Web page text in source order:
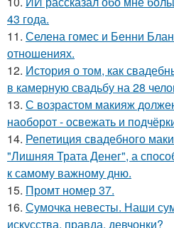
43 года.
11. Селена гомес и Бенни
отношениях.
12. История о том, как
в камерную свадьбу на 28
13. С возрастом макияж
наоборот - освежать и
14. Репетиция свадебного
"Лишняя Трата Денег", а
к самому важному дню.
15. Промт номер 37.
16. Сумочка невесты. Наши
искусства, правда, девчонки?